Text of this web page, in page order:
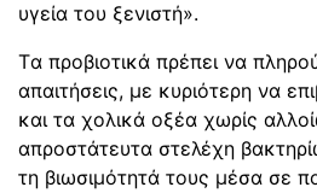
υγεία του ξενιστή».
Tα προβιοτικά πρέπει να
απαιτήσεις, με κυριότερη να
και τα χολικά οξέα χωρίς
απροστάτευτα στελέχη
τη βιωσιμότητά τους μέσα σε